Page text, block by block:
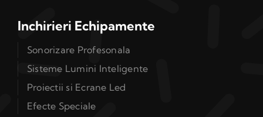
Inchirieri Echipamente
Sonorizare Profesonala
Sisteme Lumini Inteligente
Proiectii si Ecrane Led
Efecte Speciale